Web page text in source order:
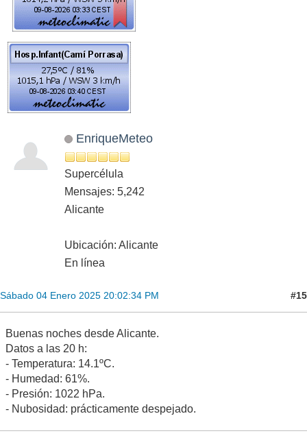
EnriqueMeteo
Supercélula
Mensajes: 5,242
Alicante
Ubicación: Alicante
En línea
Sábado 04 Enero 2025 20:02:34 PM #15
Buenas noches desde Alicante.
Datos a las 20 h:
- Temperatura: 14.1ºC.
- Humedad: 61%.
- Presión: 1022 hPa.
- Nubosidad: prácticamente despejado.